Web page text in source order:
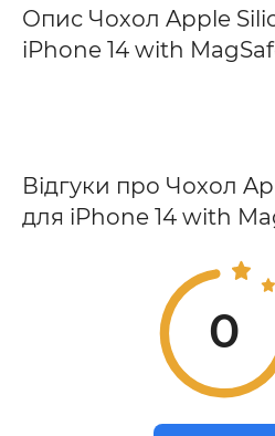
Опис Чохол Apple
iPhone 14 with
Відгуки про Чохол
для iPhone 14 with
0